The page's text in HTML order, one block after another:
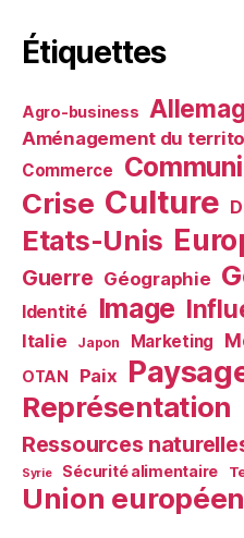
Étiquettes
Agro-business
Aménagement du
Commerce
Crise Culture
Etats-Unis
Guerre Géographie
Identité Image
Italie Japon Marketing
OTAN Paix
Représentation
Ressources
Syrie Sécurité alimentaire
Union